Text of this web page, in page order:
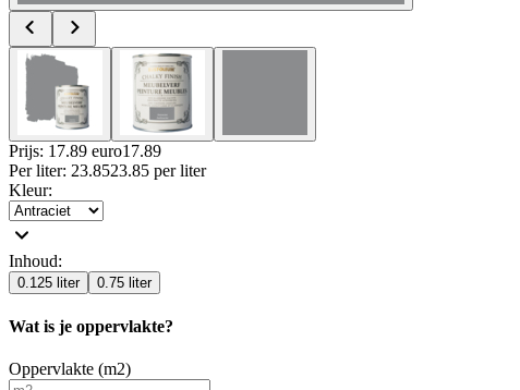
Prijs: 17.89 euro17.89
Per liter: 23.8523.85 per liter
Kleur:
Inhoud:
0.125 liter 0.75 liter
Wat is je oppervlakte?
Oppervlakte (m2)